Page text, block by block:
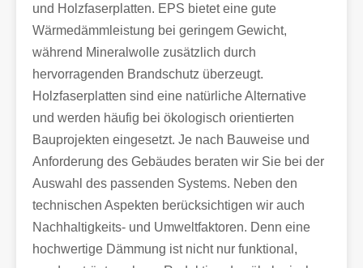
und Holzfaserplatten. EPS bietet eine gute
Wärmedämmleistung bei geringem Gewicht,
während Mineralwolle zusätzlich durch
hervorragenden Brandschutz überzeugt.
Holzfaserplatten sind eine natürliche Alternative
und werden häufig bei ökologisch orientierten
Bauprojekten eingesetzt. Je nach Bauweise und
Anforderung des Gebäudes beraten wir Sie bei der
Auswahl des passenden Systems. Neben den
technischen Aspekten berücksichtigen wir auch
Nachhaltigkeits- und Umweltfaktoren. Denn eine
hochwertige Dämmung ist nicht nur funktional,